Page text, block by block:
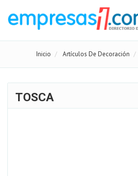
Inicio Artículos De Decoración
TOSCA